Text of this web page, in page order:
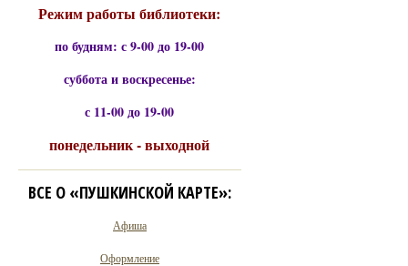
Режим работы библиотеки:
по будням: с 9-00 до 19-00
суббота и воскресенье:
с 11-00 до 19-00
понедельник - выходной
ВСЕ О «ПУШКИНСКОЙ КАРТЕ»:
Афиша
Оформление